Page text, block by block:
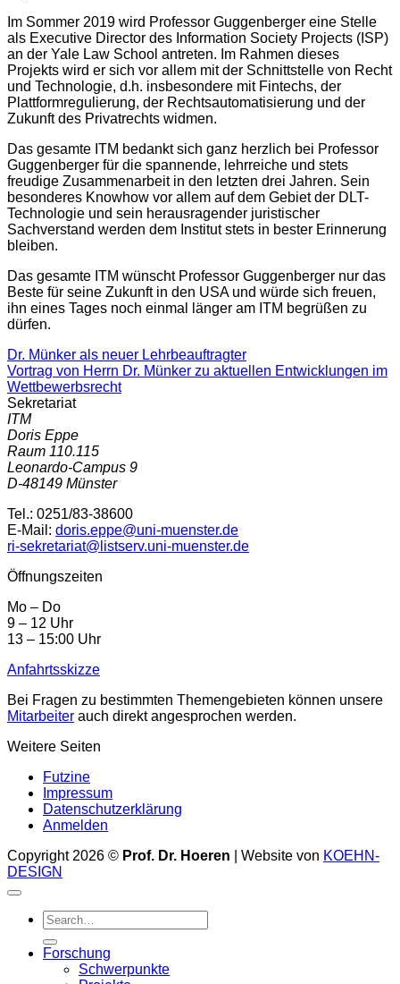
Im Sommer 2019 wird Professor Guggenberger eine Stelle
als Executive Director des Information Society Projects (ISP)
an der Yale Law School antreten. Im Rahmen dieses
Projekts wird er sich vor allem mit der Schnittstelle von Recht
und Technologie, d.h. insbesondere mit Fintechs, der
Plattformregulierung, der Rechtsautomatisierung und der
Zukunft des Privatrechts widmen.
Das gesamte ITM bedankt sich ganz herzlich bei Professor
Guggenberger für die spannende, lehrreiche und stets
freudige Zusammenarbeit in den letzten drei Jahren. Sein
besonderes Knowhow vor allem auf dem Gebiet der DLT-
Technologie und sein herausragender juristischer
Sachverstand werden dem Institut stets in bester Erinnerung
bleiben.
Das gesamte ITM wünscht Professor Guggenberger nur das
Beste für seine Zukunft in den USA und würde sich freuen,
ihn eines Tages noch einmal länger am ITM begrüßen zu
dürfen.
Dr. Münker als neuer Lehrbeauftragter
Vortrag von Herrn Dr. Münker zu aktuellen Entwicklungen im
Wettbewerbsrecht
Sekretariat
ITM
Doris Eppe
Raum 110.115
Leonardo-Campus 9
D-48149 Münster
Tel.: 0251/83-38600
E-Mail: doris.eppe@uni-muenster.de
ri-sekretariat@listserv.uni-muenster.de
Öffnungszeiten
Mo – Do
9 – 12 Uhr
13 – 15:00 Uhr
Anfahrtsskizze
Bei Fragen zu bestimmten Themengebieten können unsere
Mitarbeiter auch direkt angesprochen werden.
Weitere Seiten
Futzine
Impressum
Datenschutzerklärung
Anmelden
Copyright 2026 © Prof. Dr. Hoeren | Website von KOEHN-
DESIGN
Forschung
Schwerpunkte